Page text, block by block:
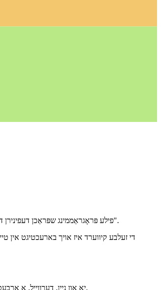
פילע פּראָגראַממינג שפּראַכן דעפינירן די קלאסן 'פּראָפּערטיעס ווי פּריוואַט ווי פעליקייַט. צו מאַכן זיי צוטריטלעך פֿון דעם פאַל, איר יוזשאַוואַלי האָבן צו צייכן די באַטייַטיק פּראָפּערטיעס מיט די קיווערד "עפנטלעך".
די זעלבע קיווערד איז אויך בארעכטיגט